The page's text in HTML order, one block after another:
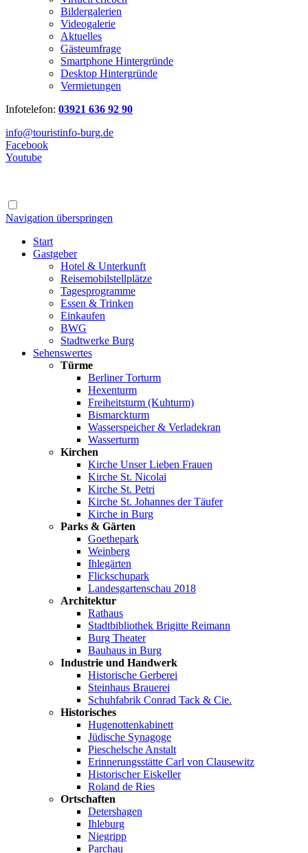
Bildergalerien
Videogalerie
Aktuelles
Gästeumfrage
Smartphone Hintergründe
Desktop Hintergründe
Vermietungen
Infotelefon: 03921 636 92 90
info@touristinfo-burg.de
Facebook
Youtube
Navigation überspringen
Start
Gastgeber
Hotel & Unterkunft
Reisemobilstellplätze
Tagesprogramme
Essen & Trinken
Einkaufen
BWG
Stadtwerke Burg
Sehenswertes
Türme
Berliner Torturm
Hexenturm
Freiheitsturm (Kuhturm)
Bismarckturm
Wasserspeicher & Verladekran
Wasserturm
Kirchen
Kirche Unser Lieben Frauen
Kirche St. Nicolai
Kirche St. Petri
Kirche St. Johannes der Täufer
Kirche in Burg
Parks & Gärten
Goethepark
Weinberg
Ihlegärten
Flickschupark
Landesgartenschau 2018
Architektur
Rathaus
Stadtbibliothek Brigitte Reimann
Burg Theater
Bauhaus in Burg
Industrie und Handwerk
Historische Gerberei
Steinhaus Brauerei
Schuhfabrik Conrad Tack & Cie.
Historisches
Hugenottenkabinett
Jüdische Synagoge
Pieschelsche Anstalt
Erinnerungsstätte Carl von Clausewitz
Historischer Eiskeller
Roland de Ries
Ortschaften
Detershagen
Ihleburg
Niegripp
Parchau